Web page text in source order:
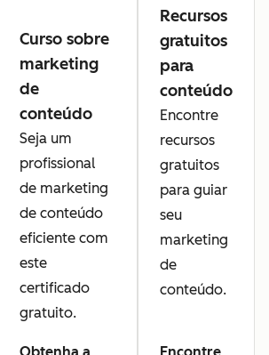
Curso sobre
marketing
de
conteúdo
Seja um
profissional
de marketing
de conteúdo
eficiente com
este
certificado
gratuito.
Obtenha a
Recursos
gratuitos
para
conteúdo
Encontre
recursos
gratuitos
para guiar
seu
marketing
de
conteúdo.
Encontre